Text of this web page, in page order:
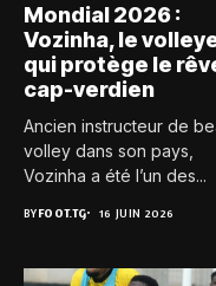
Mondial 2026 :
Vozinha, le
qui protège le
cap-verdien
Ancien instructeur de
volley dans son pays,
Vozinha a été l’un des...
BYFOOT.TG 16 JUIN 2026